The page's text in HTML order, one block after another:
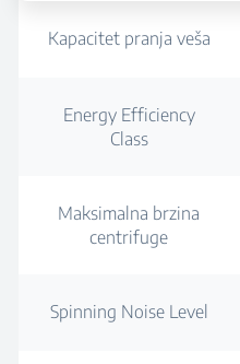
Kapacitet pranja veša
Energy Efficiency
Class
Maksimalna brzina
centrifuge
Spinning Noise Level